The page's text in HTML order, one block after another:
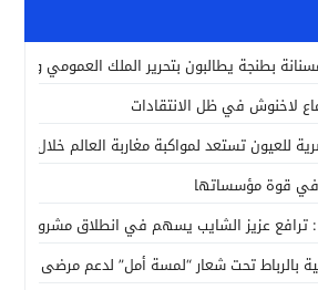
بطنجة يطالبون بتحرير الملك العمومي
لاخنوش في ظل الانتقادات
للعيون تستعد لمواكبة مغاربة العالم خلال
في قوة مؤسساتها
: ترافع عزيز الشايب يسهم في انطلاق مشروع
بالرباط تحت شعار “لمسة أمل” لدعم مرضى